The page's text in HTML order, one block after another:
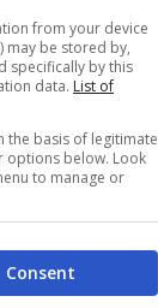
from your device
may be stored by,
specifically by this
data. List of
the basis of legitimate
options below. Look
to manage or
Consent